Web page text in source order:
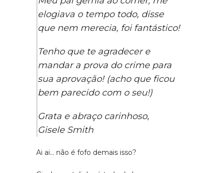
elogiava o tempo todo, disse
que nem merecia, foi fantástico!
Tenho que te agradecer e
mandar a prova do crime para
sua aprovação! (acho que ficou
bem parecido com o seu!)
Grata e abraço carinhoso,
Gisele Smith
Ai ai… não é fofo demais isso?